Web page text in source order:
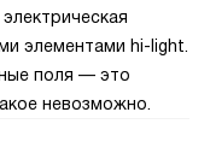
элементами hi-light.
поля — это
невозможно.